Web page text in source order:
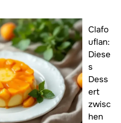
Clafo
uflan:
Diese
s
Dess
ert
zwisc
hen